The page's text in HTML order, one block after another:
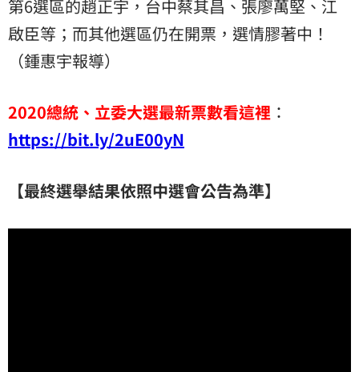
第6選區的趙正宇，台中蔡其昌、張廖萬堅、江
啟臣等；而其他選區仍在開票，選情膠著中！
（鍾惠宇報導）
2020總統、立委大選最新票數看這裡 ：
https://bit.ly/2uE00yN
【最終選舉結果依照中選會公告為準】